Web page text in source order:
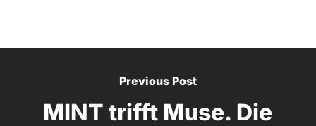
Previous Post
MINT trifft Muse. Die